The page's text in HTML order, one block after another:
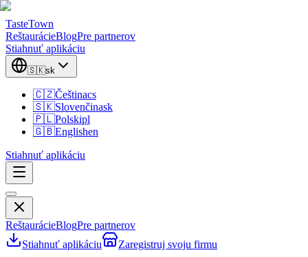
TasteTown
ReštaurácieBlogPre partnerov
Stiahnuť aplikáciu
🇸🇰sk
🇨🇿Češtinacs
🇸🇰Slovenčinask
🇵🇱Polskipl
🇬🇧Englishen
Stiahnuť aplikáciu
ReštaurácieBlogPre partnerov
Stiahnuť aplikáciu
Zaregistruj svoju firmu